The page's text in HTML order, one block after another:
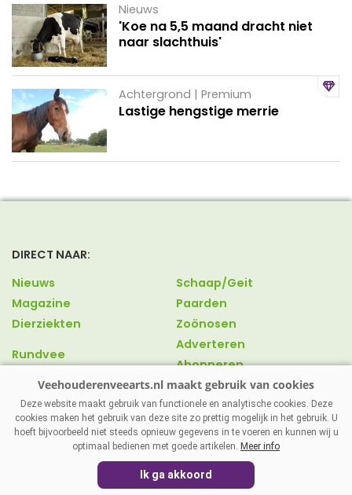
Nieuws
'Koe na 5,5 maand dracht niet
naar slachthuis'
Achtergrond | Premium
Lastige hengstige merrie
DIRECT NAAR:
Nieuws
Magazine
Dierziekten
Rundvee
Schaap/Geit
Paarden
Zoönosen
Adverteren
Abonneren
Over ons
Contact
VEEHOUDERENVEEARTS.NL | DISCLAIMER
AGRIMEDIA
Deze website maakt gebruik van functionele en analytische cookies. Deze
cookies maken het gebruik van deze site zo prettig mogelijk in het gebruik. U
hoeft bijvoorbeeld niet steeds opnieuw gegevens in te voeren en kunnen wij u
optimaal bedienen met goede artikelen. Meer info
Ik ga akkoord